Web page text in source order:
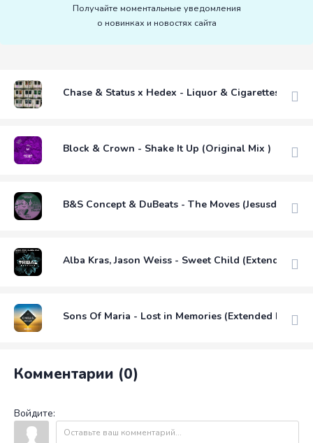
Получайте моментальные уведомления
о новинках и новостях сайта
Chase & Status x Hedex - Liquor & Cigarettes
Block & Crown - Shake It Up (Original Mix )
B&S Concept & DuBeats - The Moves (Jesusdapnk
Alba Kras, Jason Weiss - Sweet Child (Extended Mix)
Sons Of Maria - Lost in Memories (Extended Mix)
Комментарии (0)
Войдите: